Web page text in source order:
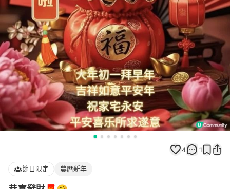
4 1
節日限定 農曆新年